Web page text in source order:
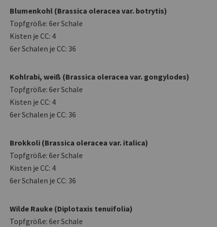
Blumenkohl (Brassica oleracea var. botrytis)
Topfgröße: 6er Schale
Kisten je CC: 4
6er Schalen je CC: 36
Kohlrabi, weiß (Brassica oleracea var. gongylodes)
Topfgröße: 6er Schale
Kisten je CC: 4
6er Schalen je CC: 36
Brokkoli (Brassica oleracea var. italica)
Topfgröße: 6er Schale
Kisten je CC: 4
6er Schalen je CC: 36
Wilde Rauke (Diplotaxis tenuifolia)
Topfgröße: 6er Schale